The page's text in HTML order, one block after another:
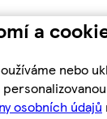
a
nebo
osobních údajů